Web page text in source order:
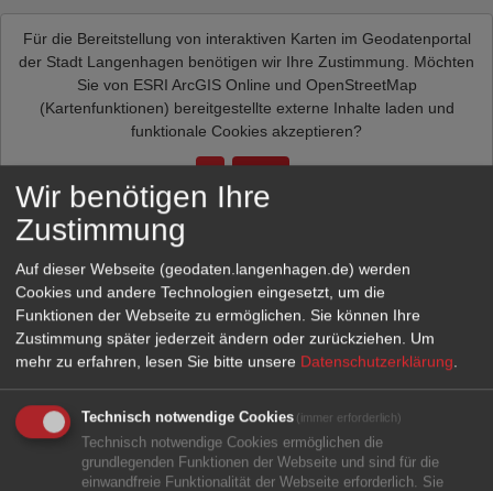
Für die Bereitstellung von interaktiven Karten im Geodatenportal
der Stadt Langenhagen benötigen wir Ihre Zustimmung. Möchten
Sie von ESRI ArcGIS Online und OpenStreetMap
(Kartenfunktionen) bereitgestellte externe Inhalte laden und
funktionale Cookies akzeptieren?
Ja Immer
Wir benötigen Ihre
Zustimmung
Auf dieser Webseite (geodaten.langenhagen.de) werden
Cookies und andere Technologien eingesetzt, um die
Funktionen der Webseite zu ermöglichen. Sie können Ihre
Zustimmung später jederzeit ändern oder zurückziehen. Um
mehr zu erfahren, lesen Sie bitte unsere Datenschutzerklärung
Technisch notwendige Cookies (immer erforderlich)
Technisch notwendige Cookies ermöglichen die
grundlegenden Funktionen der Webseite und sind für die
einwandfreie Funktionalität der Webseite erforderlich. Sie